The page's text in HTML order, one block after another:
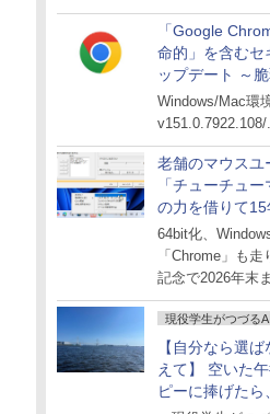
「Google
命的」を含むセ
ップデート ～脆
対処
Windows/Mac環
老舗のマウスユ
「チューチュ
の力を借りて
64bit化、
「Chrome」も
記念で2026年末
現役学生がつづる
【自分なら選
えて】 空いた
ピーに捧げたら